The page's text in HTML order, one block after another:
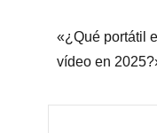
«¿Qué portátil
vídeo en